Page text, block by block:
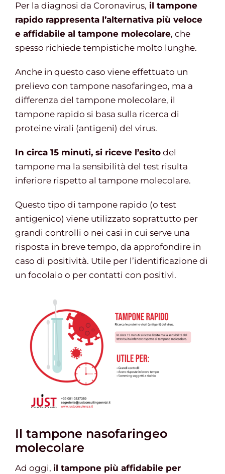
Per la diagnosi da Coronavirus, il tampone
rapido rappresenta l’alternativa più veloce
e affidabile al tampone molecolare, che
spesso richiede tempistiche molto lunghe.
Anche in questo caso viene effettuato un
prelievo con tampone nasofaringeo, ma a
differenza del tampone molecolare, il
tampone rapido si basa sulla ricerca di
proteine virali (antigeni) del virus.
In circa 15 minuti, si riceve l’esito del
tampone ma la sensibilità del test risulta
inferiore rispetto al tampone molecolare.
Questo tipo di tampone rapido (o test
antigenico) viene utilizzato soprattutto per
grandi controlli o nei casi in cui serve una
risposta in breve tempo, da approfondire in
caso di positività. Utile per l’identificazione di
un focolaio o per contatti con positivi.
Il tampone nasofaringeo
molecolare
Ad oggi, il tampone più affidabile per